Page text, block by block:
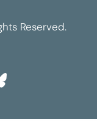
Reserved.